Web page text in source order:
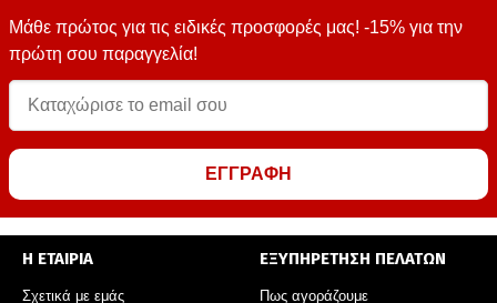
Μάθε πρώτος για τις ειδικές προσφορές μας! -15% για την
πρώτη σου παραγγελία!
ΕΓΓΡΑΦΗ
Η ΕΤΑΙΡΙΑ
Σχετικά με εμάς
ΕΞΥΠΗΡΕΤΗΣΗ ΠΕΛΑΤΩΝ
Πως αγοράζουμε